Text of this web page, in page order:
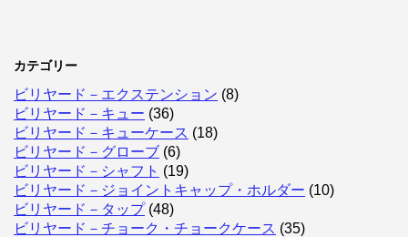
カテゴリー
ビリヤード－エクステンション (8)
ビリヤード－キュー (36)
ビリヤード－キューケース (18)
ビリヤード－グローブ (6)
ビリヤード－シャフト (19)
ビリヤード－ジョイントキャップ・ホルダー (10)
ビリヤード－タップ(48)
ビリヤード－チョーク・チョークケース (35)